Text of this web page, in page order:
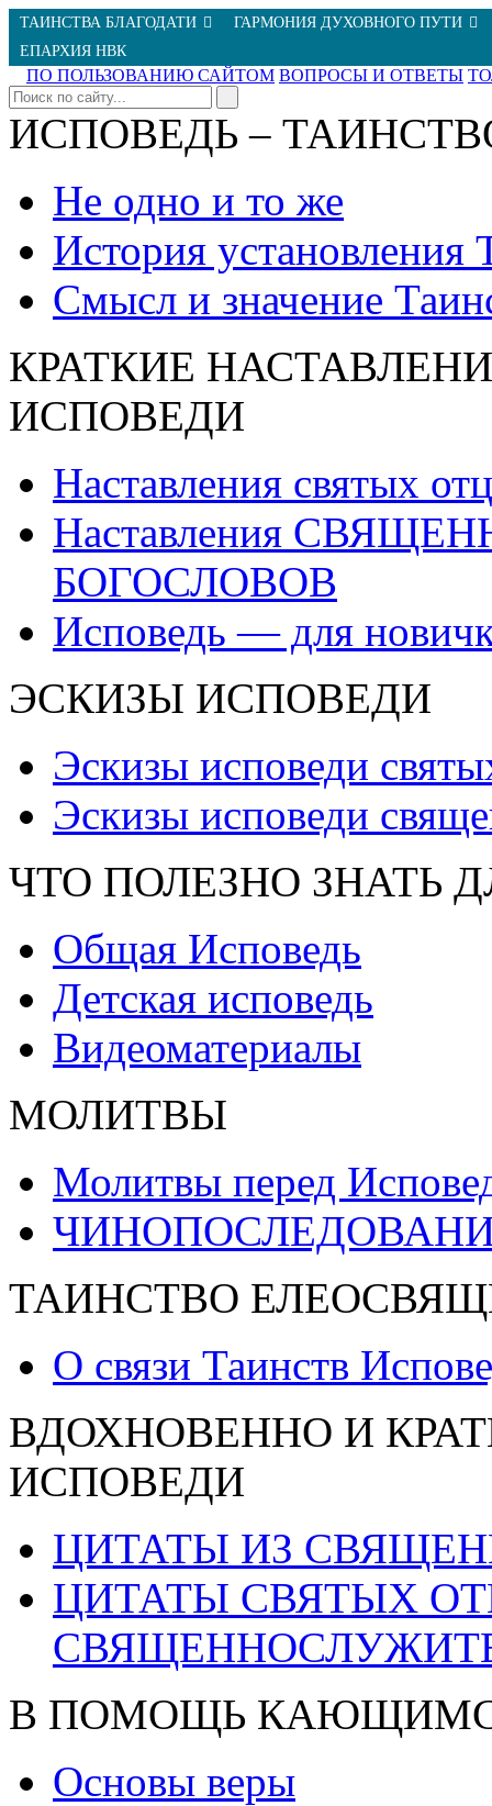
ТАИНСТВА БЛАГОДАТИ
ГАРМОНИЯ ДУХОВНОГО ПУТИ
ЕПАРХИЯ НВК
ПО ПОЛЬЗОВАНИЮ САЙТОМ ВОПРОСЫ И ОТВЕТЫ
ИСПОВЕДЬ –
Не одно и то же
История установления
Смысл и значение
КРАТКИЕ
ИСПОВЕДИ
Наставления святых
Наставления
БОГОСЛОВОВ
Исповедь — для
ЭСКИЗЫ ИСПОВЕДИ
Эскизы исповеди
Эскизы исповеди
ЧТО ПОЛЕЗНО ЗНАТЬ
Общая Исповедь
Детская исповедь
Видеоматериалы
МОЛИТВЫ
Молитвы перед
ТАИНСТВО
О связи Таинств
ВДОХНОВЕННО И
ИСПОВЕДИ
ЦИТАТЫ ИЗ
ЦИТАТЫ СВЯТЫХ
В ПОМОЩЬ
Основы веры